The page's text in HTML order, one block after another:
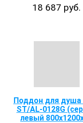
18 687 руб.
Поддон для душа
ST/AL-0128G
левый